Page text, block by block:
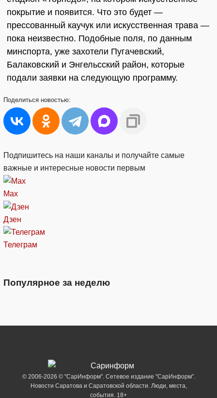
покрытие и появится. Что это будет —
прессованный каучук или искусственная трава —
пока неизвестно. Подобные поля, по данным
минспорта, уже захотели Пугачевский,
Балаковский и Энгельсский район, которые
подали заявки на следующую программу.
Поделиться новостью:
Подпишитесь на наши каналы и получайте самые
важные и интересные новости первым
Max
Дзен
Телеграм
Популярное за неделю
© 2006-2026 © "СарИнформ". Сетевое издание "СарИнформ".
Новости Саратова и Саратовской области. Люди, места,
события. 18+